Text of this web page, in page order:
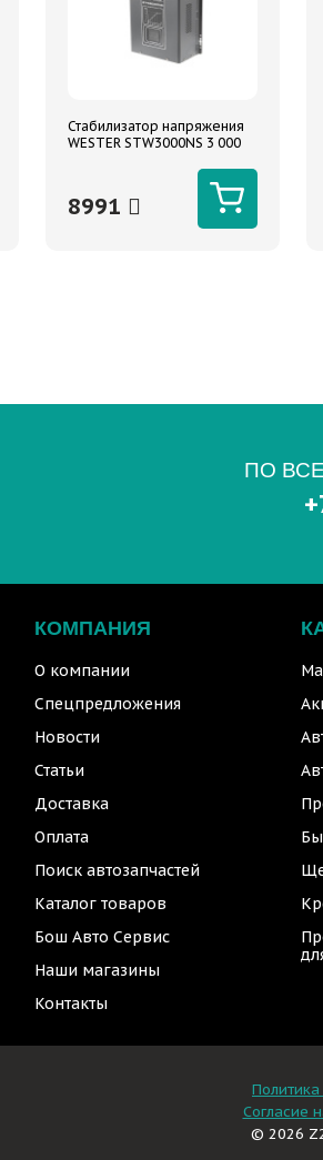
Стабилизатор напряжения
WESTER STW3000NS 3 000
8991
ПО
КОМПАНИЯ
О компании
Спецпредложения
Новости
Статьи
Доставка
Оплата
Поиск автозапчастей
Каталог товаров
Бош Авто Сервис
Наши магазины
Контакты
Согласие
© 2026